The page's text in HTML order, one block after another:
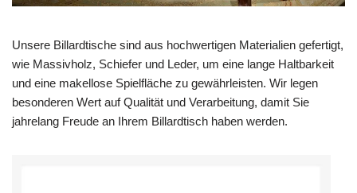
Unsere Billardtische sind aus hochwertigen Materialien gefertigt,
wie Massivholz, Schiefer und Leder, um eine lange Haltbarkeit
und eine makellose Spielfläche zu gewährleisten. Wir legen
besonderen Wert auf Qualität und Verarbeitung, damit Sie
jahrelang Freude an Ihrem Billardtisch haben werden.